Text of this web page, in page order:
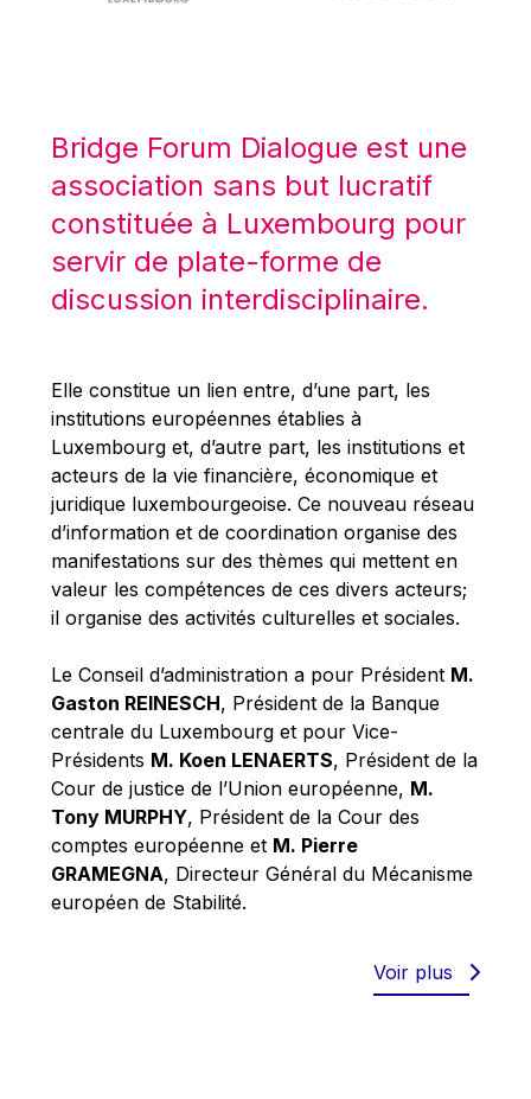
Mario Centeno
Mario Monti
Maroš ŠEFČOVIČ
Martin Bailey
Martine Reicherts
Michael Sohlman
Michel Goedert
Mireille Delmas-Marty
Nobuo Tanaka
Otmar Issing
Paolo Mengozzi
Paschal Donohoe
Pat Cox
Patrizia Nanz
Philippe Maystadt
Pierre Gramegna
Richard Pelly
Robert Goebbels
Robert REYNDERS
Bridge Forum Dialogue est une
association sans but lucratif
constituée à Luxembourg pour
servir de plate-forme de
discussion interdisciplinaire.
Elle constitue un lien entre, d’une part, les
institutions européennes établies à
Luxembourg et, d’autre part, les institutions et
acteurs de la vie financière, économique et
juridique luxembourgeoise. Ce nouveau réseau
d’information et de coordination organise des
manifestations sur des thèmes qui mettent en
valeur les compétences de ces divers acteurs;
il organise des activités culturelles et sociales.
Le Conseil d’administration a pour Président M.
Gaston REINESCH, Président de la Banque
centrale du Luxembourg et pour Vice-
Présidents M. Koen LENAERTS, Président de la
Cour de justice de l’Union européenne, M.
Tony MURPHY, Président de la Cour des
comptes européenne et M. Pierre
GRAMEGNA, Directeur Général du Mécanisme
européen de Stabilité.
Voir plus